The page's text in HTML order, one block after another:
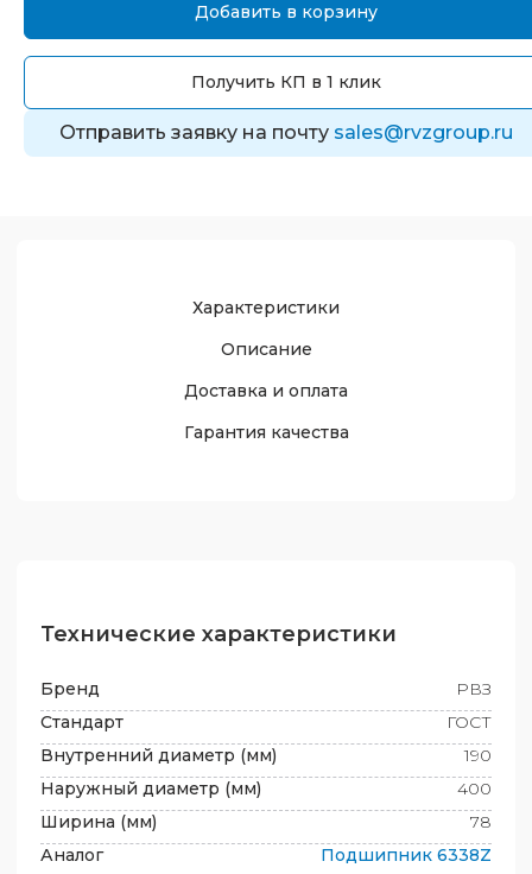
Добавить в корзину
Получить КП в 1 клик
Отправить заявку на почту sales@rvzgroup.ru
Характеристики
Описание
Доставка и оплата
Гарантия качества
Технические характеристики
Бренд
РВЗ
Стандарт
ГОСТ
Внутренний диаметр (мм)
190
Наружный диаметр (мм)
400
Ширина (мм)
78
Аналог
Подшипник 6338Z